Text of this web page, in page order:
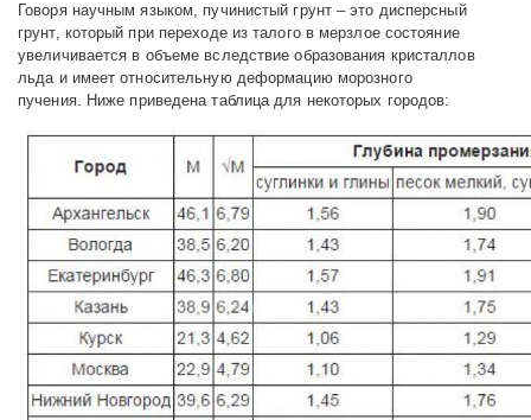
Говоря научным языком, пучинистый грунт – это дисперсный
грунт, который при переходе из талого в мерзлое состояние
увеличивается в объеме вследствие образования кристаллов
льда и имеет относительную деформацию морозного
пучения. Ниже приведена таблица для некоторых городов: